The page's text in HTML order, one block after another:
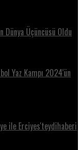
Dünya Üçüncüsü Oldu
Yaz Kampı 2024'ün
ile Erciyes'teydihaberi